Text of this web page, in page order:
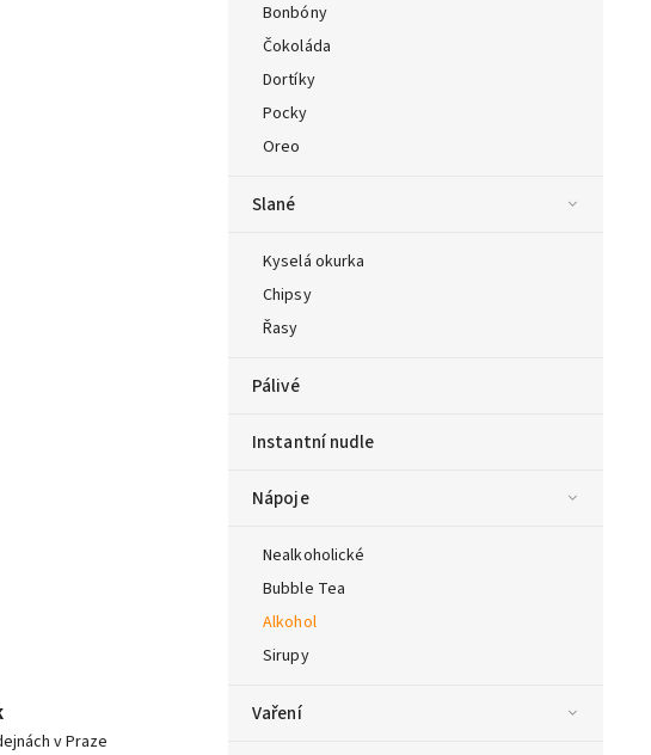
Bonbóny
Čokoláda
Dortíky
Pocky
Oreo
Slané
Kyselá okurka
Chipsy
Řasy
Pálivé
Instantní nudle
Nápoje
Nealkoholické
Bubble Tea
Alkohol
Sirupy
Vaření
v Praze